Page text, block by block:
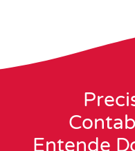
Entende